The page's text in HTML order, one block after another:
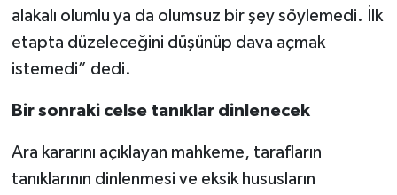
alakalı olumlu ya da olumsuz bir şey söylemedi. İlk
etapta düzeleceğini düşünüp dava açmak
istemedi” dedi.
Bir sonraki celse tanıklar dinlenecek
Ara kararını açıklayan mahkeme, tarafların
tanıklarının dinlenmesi ve eksik hususların